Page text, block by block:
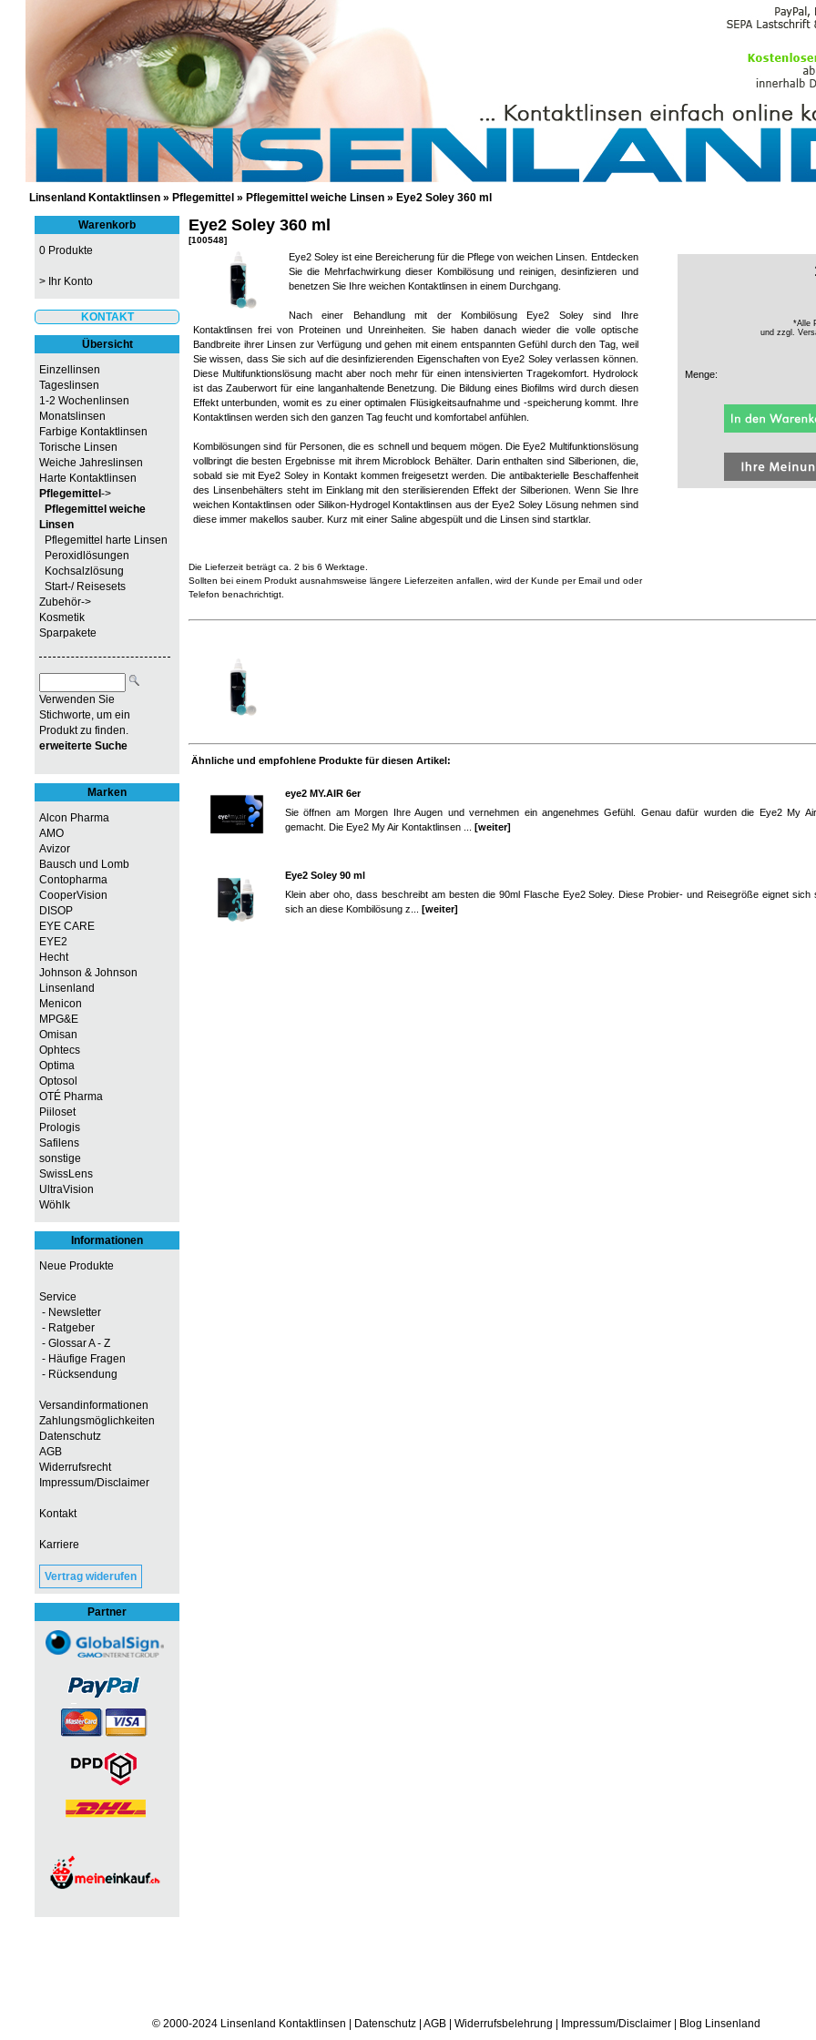
GÜNSTIGE KONTAKTLINSEN UND PFLEGEMITTEL
Linsenland Kontaktlinsen » Pflegemittel » Pflegemittel weiche Linsen » Eye2 Soley 360 ml
Warenkorb
0 Produkte
> Ihr Konto
KONTAKT
Übersicht
Einzellinsen
Tageslinsen
1-2 Wochenlinsen
Monatslinsen
Farbige Kontaktlinsen
Torische Linsen
Weiche Jahreslinsen
Harte Kontaktlinsen
Pflegemittel->
Pflegemittel weiche
Linsen
Pflegemittel harte Linsen
Peroxidlösungen
Kochsalzlösung
Start-/ Reisesets
Zubehör->
Kosmetik
Sparpakete
Verwenden Sie
Stichworte, um ein
Produkt zu finden.
erweiterte Suche
Marken
Alcon Pharma
AMO
Avizor
Bausch und Lomb
Contopharma
CooperVision
DISOP
EYE CARE
EYE2
Hecht
Johnson & Johnson
Linsenland
Menicon
MPG&E
Omisan
Ophtecs
Optima
Optosol
OTÉ Pharma
Piiloset
Prologis
Safilens
sonstige
SwissLens
UltraVision
Wöhlk
Informationen
Neue Produkte
Service
- Newsletter
- Ratgeber
- Glossar A - Z
- Häufige Fragen
- Rücksendung
Versandinformationen
Zahlungsmöglichkeiten
Datenschutz
AGB
Widerrufsrecht
Impressum/Disclaimer
Kontakt
Karriere
Vertrag widerufen
Partner
Eye2 Soley 360 ml
[100548]
Eye2 Soley ist eine Bereicherung für die Pflege von weichen Linsen. Entdecken
Sie die Mehrfachwirkung dieser Kombilösung und reinigen, desinfizieren und
benetzen Sie Ihre weichen Kontaktlinsen in einem Durchgang.
Nach einer Behandlung mit der Kombilösung Eye2 Soley sind Ihre
Kontaktlinsen frei von Proteinen und Unreinheiten. Sie haben danach wieder die volle optische
Bandbreite ihrer Linsen zur Verfügung und gehen mit einem entspannten Gefühl durch den Tag, weil
Sie wissen, dass Sie sich auf die desinfizierenden Eigenschaften von Eye2 Soley verlassen können.
Diese Multifunktionslösung macht aber noch mehr für einen intensivierten Tragekomfort. Hydrolock
ist das Zauberwort für eine langanhaltende Benetzung. Die Bildung eines Biofilms wird durch diesen
Effekt unterbunden, womit es zu einer optimalen Flüsigkeitsaufnahme und -speicherung kommt. Ihre
Kontaktlinsen werden sich den ganzen Tag feucht und komfortabel anfühlen.
Kombilösungen sind für Personen, die es schnell und bequem mögen. Die Eye2 Multifunktionslösung
vollbringt die besten Ergebnisse mit ihrem Microblock Behälter. Darin enthalten sind Silberionen, die,
sobald sie mit Eye2 Soley in Kontakt kommen freigesetzt werden. Die antibakterielle Beschaffenheit
des Linsenbehälters steht im Einklang mit den sterilisierenden Effekt der Silberionen. Wenn Sie Ihre
weichen Kontaktlinsen oder Silikon-Hydrogel Kontaktlinsen aus der Eye2 Soley Lösung nehmen sind
diese immer makellos sauber. Kurz mit einer Saline abgespült und die Linsen sind startklar.
Die Lieferzeit beträgt ca. 2 bis 6 Werktage.
Sollten bei einem Produkt ausnahmsweise längere Lieferzeiten anfallen, wird der Kunde per Email und oder
Telefon benachrichtigt.
*Alle
und zzgl.
Menge:
Ähnliche und empfohlene Produkte für diesen Artikel:
eye2 MY.AIR 6er
Sie öffnen am Morgen Ihre Augen und vernehmen ein angenehmes Gefühl. Genau dafür wurden die Eye2 My
gemacht. Die Eye2 My Air Kontaktlinsen ... [weiter]
Eye2 Soley 90 ml
Klein aber oho, dass beschreibt am besten die 90ml Flasche Eye2 Soley. Diese Probier- und Reisegröße eignet sich
sich an diese Kombilösung z... [weiter]
© 2000-2024 Linsenland Kontaktlinsen Datenschutz AGB Widerrufsbelehrung Impressum/Disclaimer Blog Linsenland